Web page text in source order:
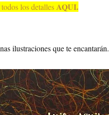
los detallesAQUI.
ilustraciones que te encantarán.